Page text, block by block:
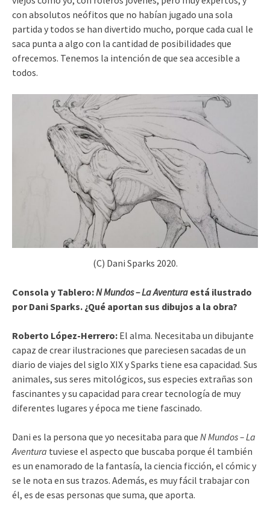
con absolutos neófitos que no habían jugado una sola
partida y todos se han divertido mucho, porque cada cual le
saca punta a algo con la cantidad de posibilidades que
ofrecemos. Tenemos la intención de que sea accesible a
todos.
(C) Dani Sparks 2020.
Consola y Tablero:N Mundos – La Aventura está ilustrado
por Dani Sparks. ¿Qué aportan sus dibujos a la obra?
Roberto López-Herrero: El alma. Necesitaba un dibujante
capaz de crear ilustraciones que pareciesen sacadas de un
diario de viajes del siglo XIX y Sparks tiene esa capacidad. Sus
animales, sus seres mitológicos, sus especies extrañas son
fascinantes y su capacidad para crear tecnología de muy
diferentes lugares y época me tiene fascinado.
Dani es la persona que yo necesitaba para que N Mundos – La
Aventura tuviese el aspecto que buscaba porque él también
es un enamorado de la fantasía, la ciencia ficción, el cómic y
se le nota en sus trazos. Además, es muy fácil trabajar con
él, es de esas personas que suma, que aporta.